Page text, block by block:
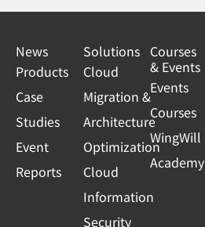
News
Products
Case
Studies
Event
Reports
Solutions
Cloud
Migration &
Architecture
Optimization
Cloud
Information
Security
Courses
& Events
Events
Courses
WingWill
Academy